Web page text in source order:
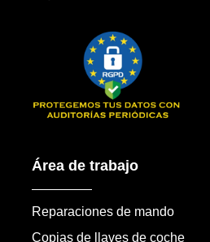
Área de trabajo
Reparaciones de mando
Copias de llaves de coche